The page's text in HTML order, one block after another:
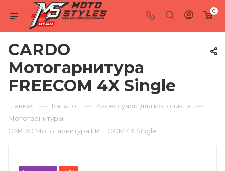
0
CARDO
Мотогарнитура
FREECOM 4X Single
Главная — Каталог — Аксессуары для мотоцикла —
Мотогарнитуры —
CARDO Мотогарнитура FREECOM 4X Single